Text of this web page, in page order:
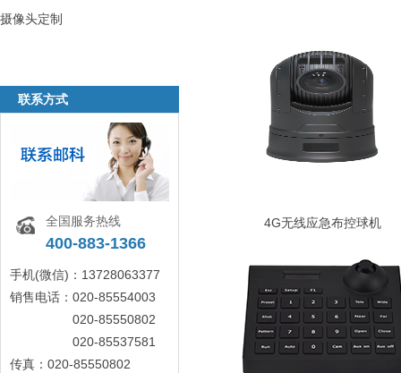
摄像头定制
联系方式
全国服务热线
400-883-1366
手机(微信)：13728063377
销售电话：020-85554003
020-85550802
020-85537581
传真：020-85550802
4G无线应急布控球机